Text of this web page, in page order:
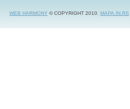
WEB HARMONY © COPYRIGHT 2010. MAPA.IN.RS